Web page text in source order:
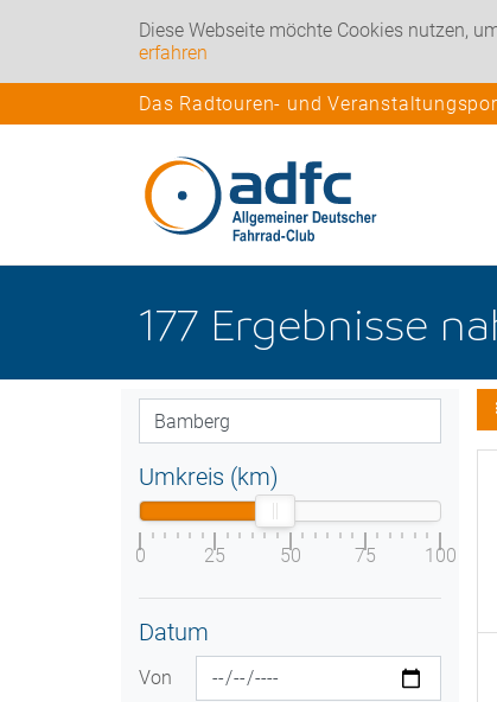
Diese Webseite möchte Cookies nutzen,
erfahren
Das Radtouren- und
177 Ergebnisse
Umkreis (km)
0 25 50 75 100
Datum
Von